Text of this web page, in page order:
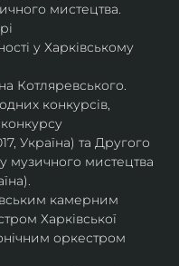
мистецтва.
у Харківському
Котляревського.
конкурсів,
Україна) та Другого
музичного мистецтва
камерним
Харківської
оркестром